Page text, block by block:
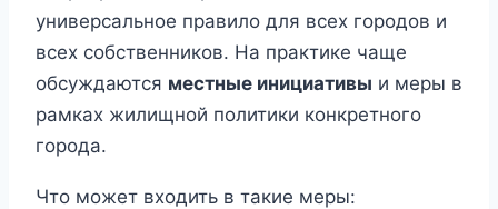
универсальное правило для всех городов и
всех собственников. На практике чаще
обсуждаются местные инициативы и меры в
рамках жилищной политики конкретного
города.
Что может входить в такие меры: